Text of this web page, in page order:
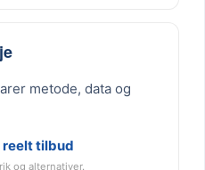
metode, data og
reelt tilbud
og alternativer.